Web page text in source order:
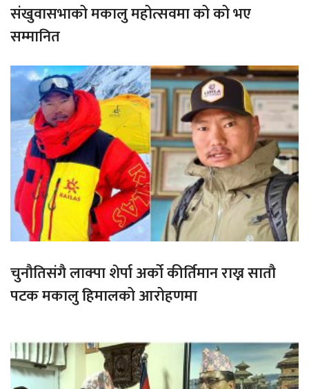
संखुवासभाको मकालु महोत्सवमा को को भए
सम्मानित
चुनौतिसंगै लाक्पा शेर्पा अर्को कीर्तिमान राख्न सातौ
पटक मकालु हिमालको आरोहणमा